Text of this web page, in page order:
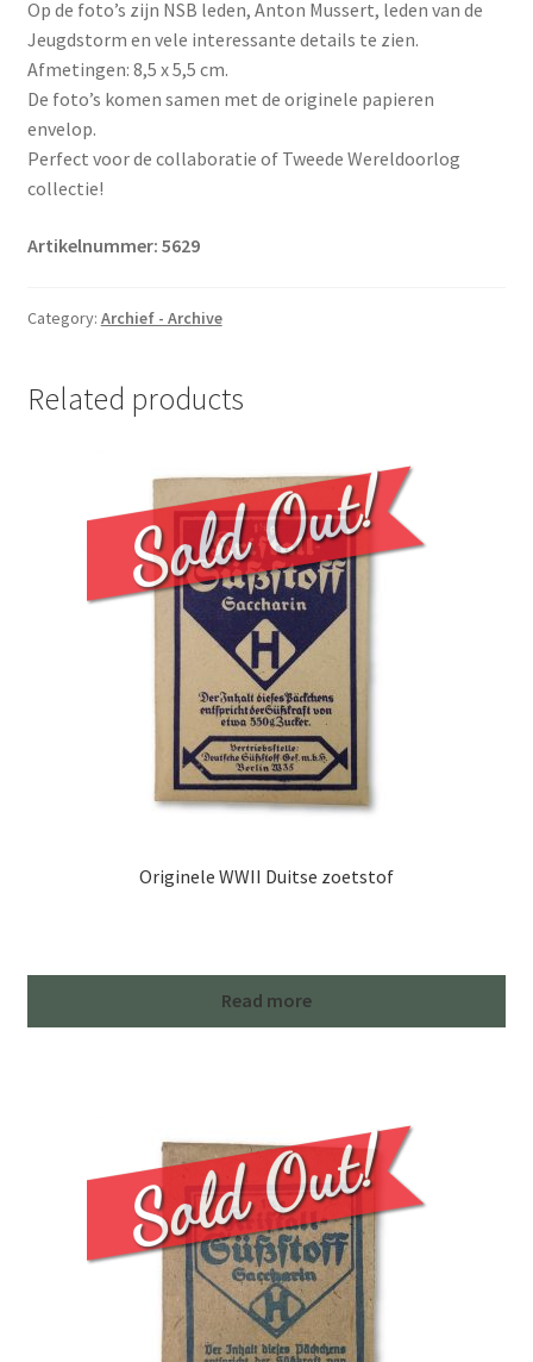
Op de foto’s zijn NSB leden, Anton Mussert, leden van de
Jeugdstorm en vele interessante details te zien.
Afmetingen: 8,5 x 5,5 cm.
De foto’s komen samen met de originele papieren
envelop.
Perfect voor de collaboratie of Tweede Wereldoorlog
collectie!
Artikelnummer: 5629
Category: Archief - Archive
Related products
Originele WWII Duitse zoetstof
Read more